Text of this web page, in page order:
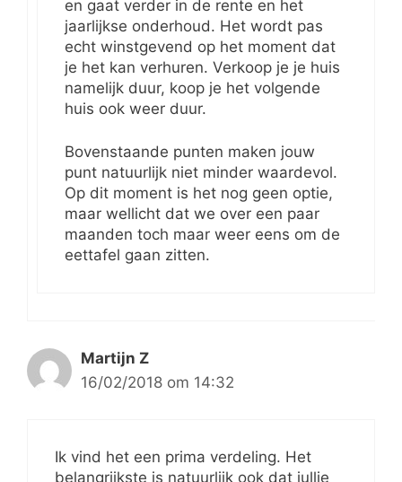
en gaat verder in de rente en het
jaarlijkse onderhoud. Het wordt pas
echt winstgevend op het moment dat
je het kan verhuren. Verkoop je je huis
namelijk duur, koop je het volgende
huis ook weer duur.
Bovenstaande punten maken jouw
punt natuurlijk niet minder waardevol.
Op dit moment is het nog geen optie,
maar wellicht dat we over een paar
maanden toch maar weer eens om de
eettafel gaan zitten.
Martijn Z
16/02/2018 om 14:32
Ik vind het een prima verdeling. Het
belangrijkste is natuurlijk ook dat jullie